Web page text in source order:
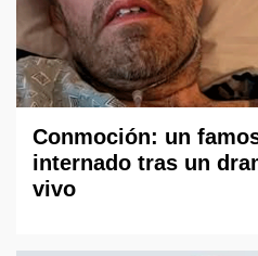
Conmoción: un
internado tras un
vivo